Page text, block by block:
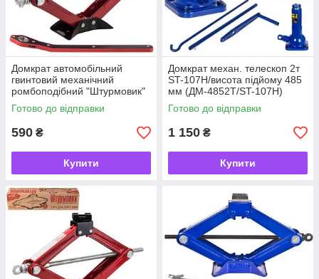
Домкрат автомобільний
гвинтовий механічний
ромбоподібний "Штурмовик"
1,5т короб. з тріскачкою, 390
мм. 2,7кг
Готово до відправки
590 ₴
Купити
Домкрат механ. телескоп 2т
ST-107H/висота підйому 485
мм (ДМ-4852Т/ST-107H)
Готово до відправки
1 150 ₴
Купити